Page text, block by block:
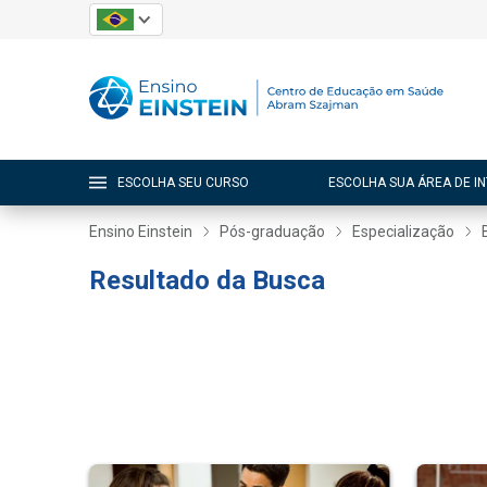
ESCOLHA SEU CURSO ESCOLHA SUA ÁREA DE
Ensino Einstein Pós-graduação Especialização
Resultado da Busca